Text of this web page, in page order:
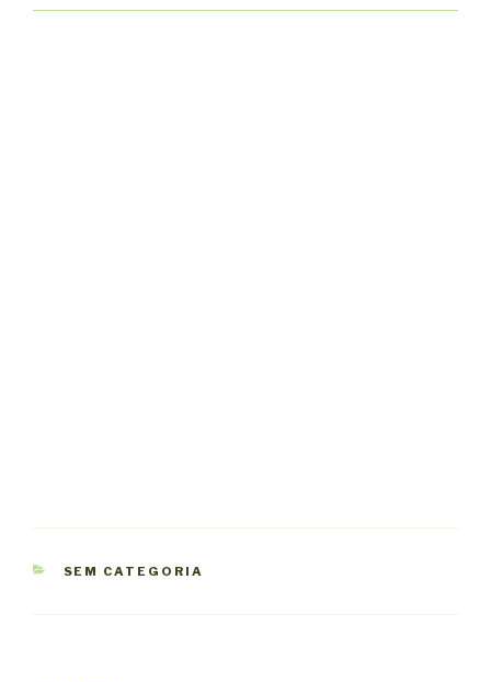
CATEGORIAS
SEM CATEGORIA